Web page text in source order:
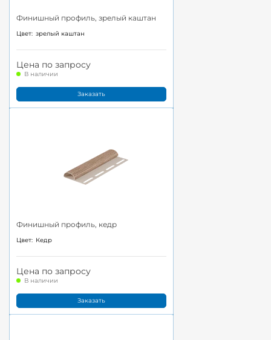
Финишный профиль, зрелый каштан
Цвет: зрелый каштан
Цена по запросу
В наличии
Заказать
Финишный профиль, кедр
Цвет: Кедр
Цена по запросу
В наличии
Заказать